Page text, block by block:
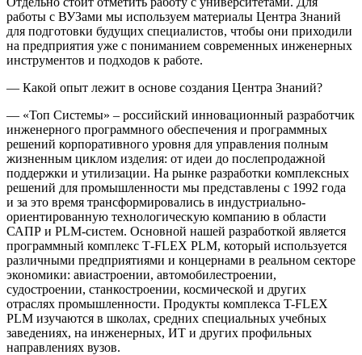
работы с ВУЗами мы используем материалы Центра Знаний
для подготовки будущих специалистов, чтобы они приходили
на предприятия уже с пониманием современных инженерных
инструментов и подходов к работе.
— Какой опыт лежит в основе создания Центра Знаний?
— «Топ Системы» – российский инновационный разработчик
инженерного программного обеспечения и программных
решений корпоративного уровня для управления полным
жизненным циклом изделия: от идеи до послепродажной
поддержки и утилизации. На рынке разработки комплексных
решений для промышленности мы представлены с 1992 года
и за это время трансформировались в индустриально-
ориентированную технологическую компанию в области
САПР и PLM-систем. Основной нашей разработкой является
программный комплекс T‑FLEX PLM, который используется
различными предприятиями и концернами в реальном секторе
экономики: авиастроении, автомобилестроении,
судостроении, станкостроении, космической и других
отраслях промышленности. Продукты комплекса T-FLEX
PLM изучаются в школах, средних специальных учебных
заведениях, на инженерных, ИТ и других профильных
направлениях вузов.